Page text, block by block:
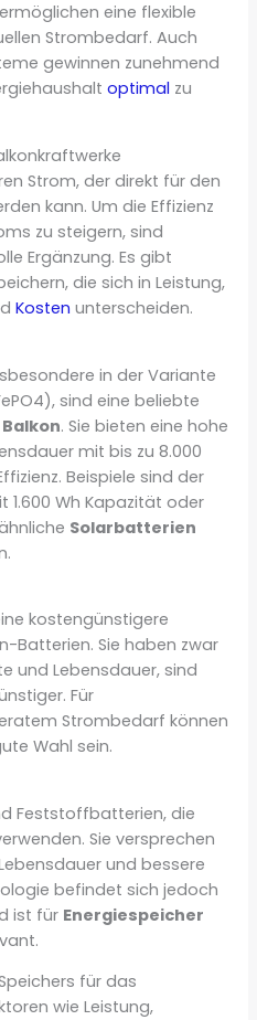
eine flexible
Strombedarf. Auch
gewinnen zunehmend
optimal zu
Strom, der direkt für den
kann. Um die Effizienz
zu steigern, sind
Ergänzung. Es gibt
die sich in Leistung,
Kosten unterscheiden.
in der Variante
sind eine beliebte
. Sie bieten eine hohe
mit bis zu 8.000
Beispiele sind der
1.600 Wh Kapazität oder
Solarbatterien
kostengünstigere
Batterien. Sie haben zwar
und Lebensdauer, sind
Für
Strombedarf können
Wahl sein.
Feststoffbatterien, die
Sie versprechen
und bessere
befindet sich jedoch
ist für Energiespeicher
für das
wie Leistung,